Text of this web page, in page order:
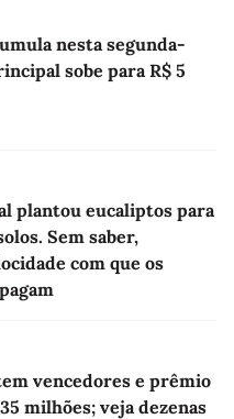
nesta segunda-
sobe para R$ 5
plantou eucaliptos para
Sem saber,
com que os
vencedores e prêmio
milhões; veja dezenas